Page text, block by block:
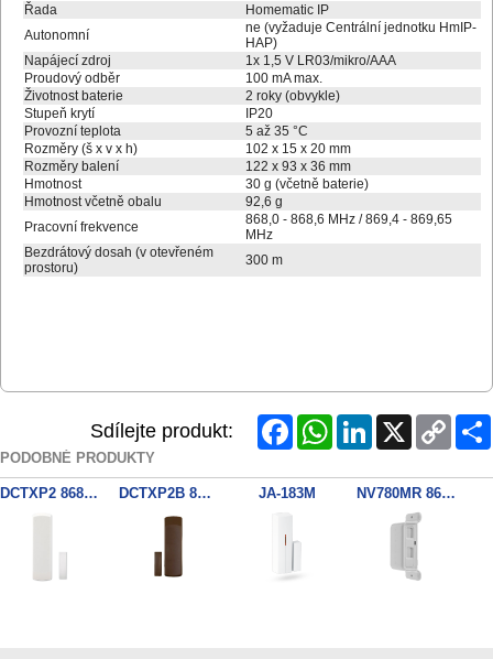
Řada
Homematic IP
Autonomní
ne (vyžaduje Centrální jednotku HmIP-
HAP)
Napájecí zdroj
1x 1,5 V LR03/mikro/AAA
Proudový odběr
100 mA max.
Životnost baterie
2 roky (obvykle)
Stupeň krytí
IP20
Provozní teplota
5 až 35 °C
Rozměry (š x v x h)
102 x 15 x 20 mm
Rozměry balení
122 x 93 x 36 mm
Hmotnost
30 g (včetně baterie)
Hmotnost včetně obalu
92,6 g
Pracovní frekvence
868,0 - 868,6 MHz / 869,4 - 869,65
MHz
Bezdrátový dosah (v otevřeném
prostoru)
300 m
Sdílejte produkt: FacebookWhatsAppLinkedInX
Copy
Link
PODOBNÉ PRODUKTY
DCTXP2 868MHz 2zon. kontakt DCTXP2B 868MHz Brown JA-183M NV780MR 868MHZ Dual Side outdo